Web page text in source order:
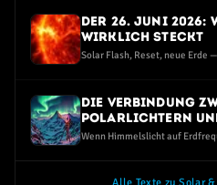
Der 26. Juni 2026:
wirklich steckt
Solar Flash, Reset, neue Erde
Die Verbindung
Polarlichtern
Resonanz-Spitzen
Wenn Himmelslicht auf